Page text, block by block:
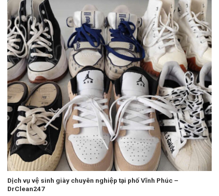
Dịch vụ vệ sinh giày chuyên nghiệp tại phố Vĩnh Phúc –
DrClean247